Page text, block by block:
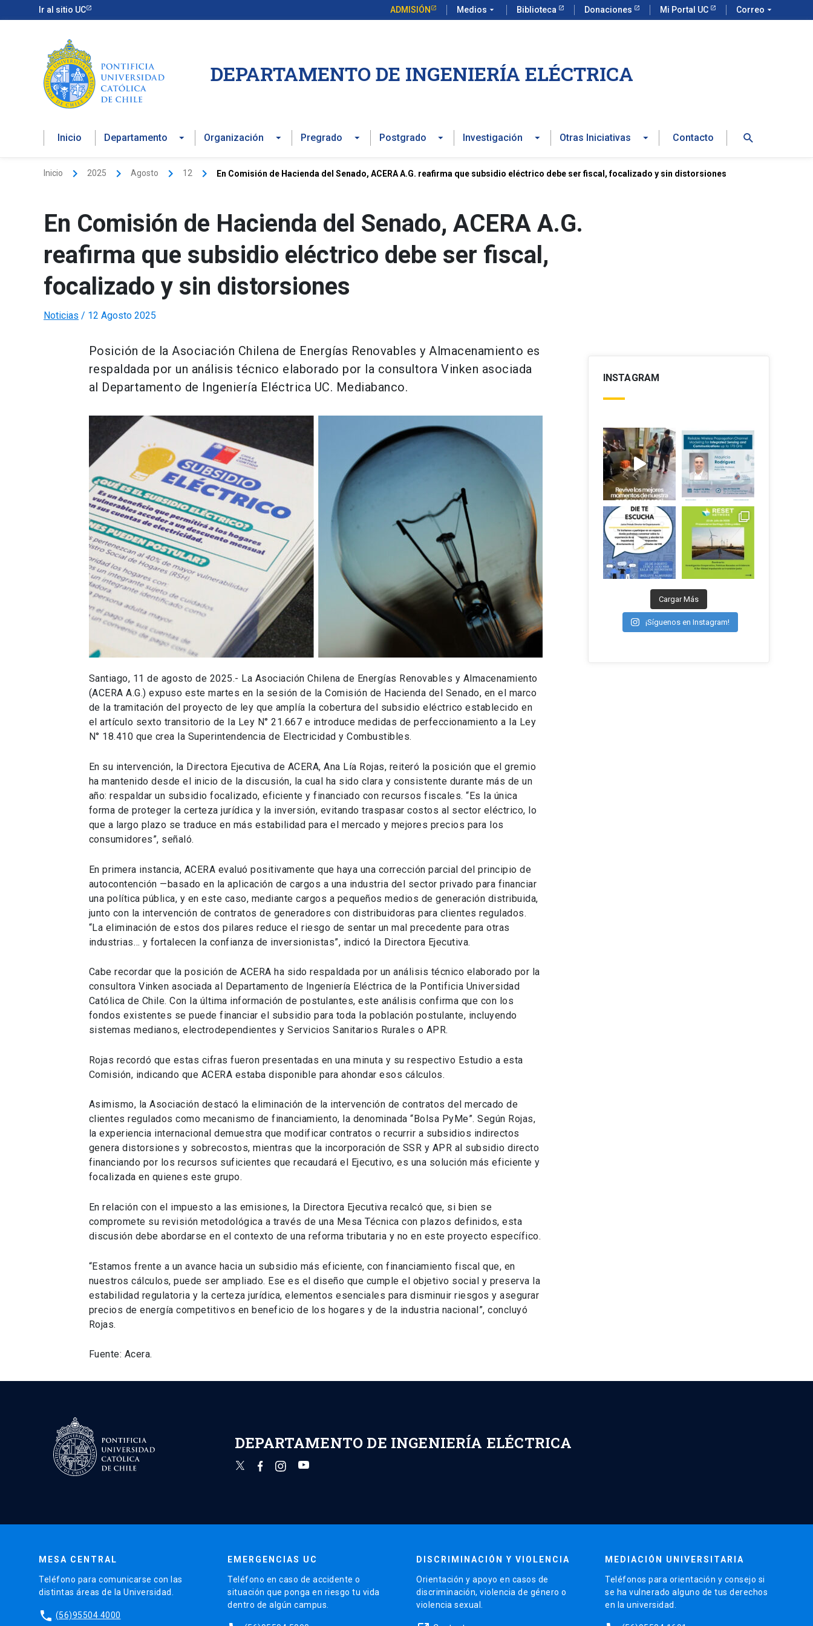
al
Ir al sitio UC ADMISIÓN Medios arrow_drop_down Biblioteca Donaciones Mi Portal UC Correo arrow_drop_down
DEPARTAMENTO DE INGENIERÍA ELÉCTRICA
Inicio Departamento Organización Pregrado Postgrado Investigación Otras Iniciativas Contacto Buscar
Inicio 2025 Agosto 12 En Comisión de Hacienda del Senado, ACERA A.G. reafirma que subsidio eléctrico debe ser fiscal, focalizado y sin distorsiones
En Comisión de Hacienda del Senado, ACERA A.G.
reafirma que subsidio eléctrico debe ser fiscal,
focalizado y sin distorsiones
Noticias / 12 Agosto 2025
Posición de la Asociación Chilena de Energías Renovables y Almacenamiento es
respaldada por un análisis técnico elaborado por la consultora Vinken asociada
al Departamento de Ingeniería Eléctrica UC. Mediabanco.
Santiago, 11 de agosto de 2025.- La Asociación Chilena de Energías Renovables y Almacenamiento
(ACERA A.G.) expuso este martes en la sesión de la Comisión de Hacienda del Senado, en el marco
de la tramitación del proyecto de ley que amplía la cobertura del subsidio eléctrico establecido en
el artículo sexto transitorio de la Ley N° 21.667 e introduce medidas de perfeccionamiento a la Ley
N° 18.410 que crea la Superintendencia de Electricidad y Combustibles.
En su intervención, la Directora Ejecutiva de ACERA, Ana Lía Rojas, reiteró la posición que el gremio
ha mantenido desde el inicio de la discusión, la cual ha sido clara y consistente durante más de un
año: respaldar un subsidio focalizado, eficiente y financiado con recursos fiscales. “Es la única
forma de proteger la certeza jurídica y la inversión, evitando traspasar costos al sector eléctrico, lo
que a largo plazo se traduce en más estabilidad para el mercado y mejores precios para los
consumidores”, señaló.
En primera instancia, ACERA evaluó positivamente que haya una corrección parcial del principio de
autocontención —basado en la aplicación de cargos a una industria del sector privado para financiar
una política pública, y en este caso, mediante cargos a pequeños medios de generación distribuida,
junto con la intervención de contratos de generadores con distribuidoras para clientes regulados.
“La eliminación de estos dos pilares reduce el riesgo de sentar un mal precedente para otras
industrias… y fortalecen la confianza de inversionistas”, indicó la Directora Ejecutiva.
Cabe recordar que la posición de ACERA ha sido respaldada por un análisis técnico elaborado por la
consultora Vinken asociada al Departamento de Ingeniería Eléctrica de la Pontificia Universidad
Católica de Chile. Con la última información de postulantes, este análisis confirma que con los
fondos existentes se puede financiar el subsidio para toda la población postulante, incluyendo
sistemas medianos, electrodependientes y Servicios Sanitarios Rurales o APR.
Rojas recordó que estas cifras fueron presentadas en una minuta y su respectivo Estudio a esta
Comisión, indicando que ACERA estaba disponible para ahondar esos cálculos.
Asimismo, la Asociación destacó la eliminación de la intervención de contratos del mercado de
clientes regulados como mecanismo de financiamiento, la denominada “Bolsa PyMe”. Según Rojas,
la experiencia internacional demuestra que modificar contratos o recurrir a subsidios indirectos
genera distorsiones y sobrecostos, mientras que la incorporación de SSR y APR al subsidio directo
financiando por los recursos suficientes que recaudará el Ejecutivo, es una solución más eficiente y
focalizada en quienes este grupo.
En relación con el impuesto a las emisiones, la Directora Ejecutiva recalcó que, si bien se
compromete su revisión metodológica a través de una Mesa Técnica con plazos definidos, esta
discusión debe abordarse en el contexto de una reforma tributaria y no en este proyecto específico.
“Estamos frente a un avance hacia un subsidio más eficiente, con financiamiento fiscal que, en
nuestros cálculos, puede ser ampliado. Ese es el diseño que cumple el objetivo social y preserva la
estabilidad regulatoria y la certeza jurídica, elementos esenciales para disminuir riesgos y asegurar
precios de energía competitivos en beneficio de los hogares y de la industria nacional”, concluyó
Rojas.
Fuente: Acera.
INSTAGRAM
Cargar Más
¡Síguenos en Instagram!
DEPARTAMENTO DE INGENIERÍA ELÉCTRICA
MESA CENTRAL
Teléfono para comunicarse con las
distintas áreas de la Universidad.
phone (56)95504 4000
EMERGENCIAS UC
Teléfono en caso de accidente o
situación que ponga en riesgo tu vida
dentro de algún campus.
DISCRIMINACIÓN Y VIOLENCIA
Orientación y apoyo en casos de
discriminación, violencia de género o
violencia sexual.
MEDIACIÓN UNIVERSITARIA
Teléfonos para orientación y consejo si
se ha vulnerado alguno de tus derechos
en la universidad.